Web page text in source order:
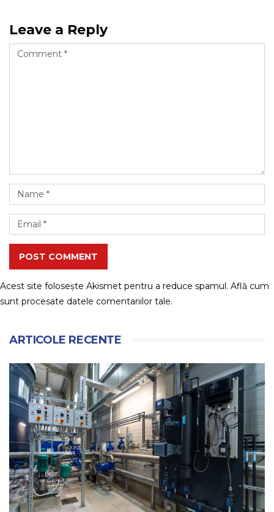
Leave a Reply
POST COMMENT
Acest site folosește Akismet pentru a reduce spamul. Află cum
sunt procesate datele comentariilor tale.
ARTICOLE RECENTE